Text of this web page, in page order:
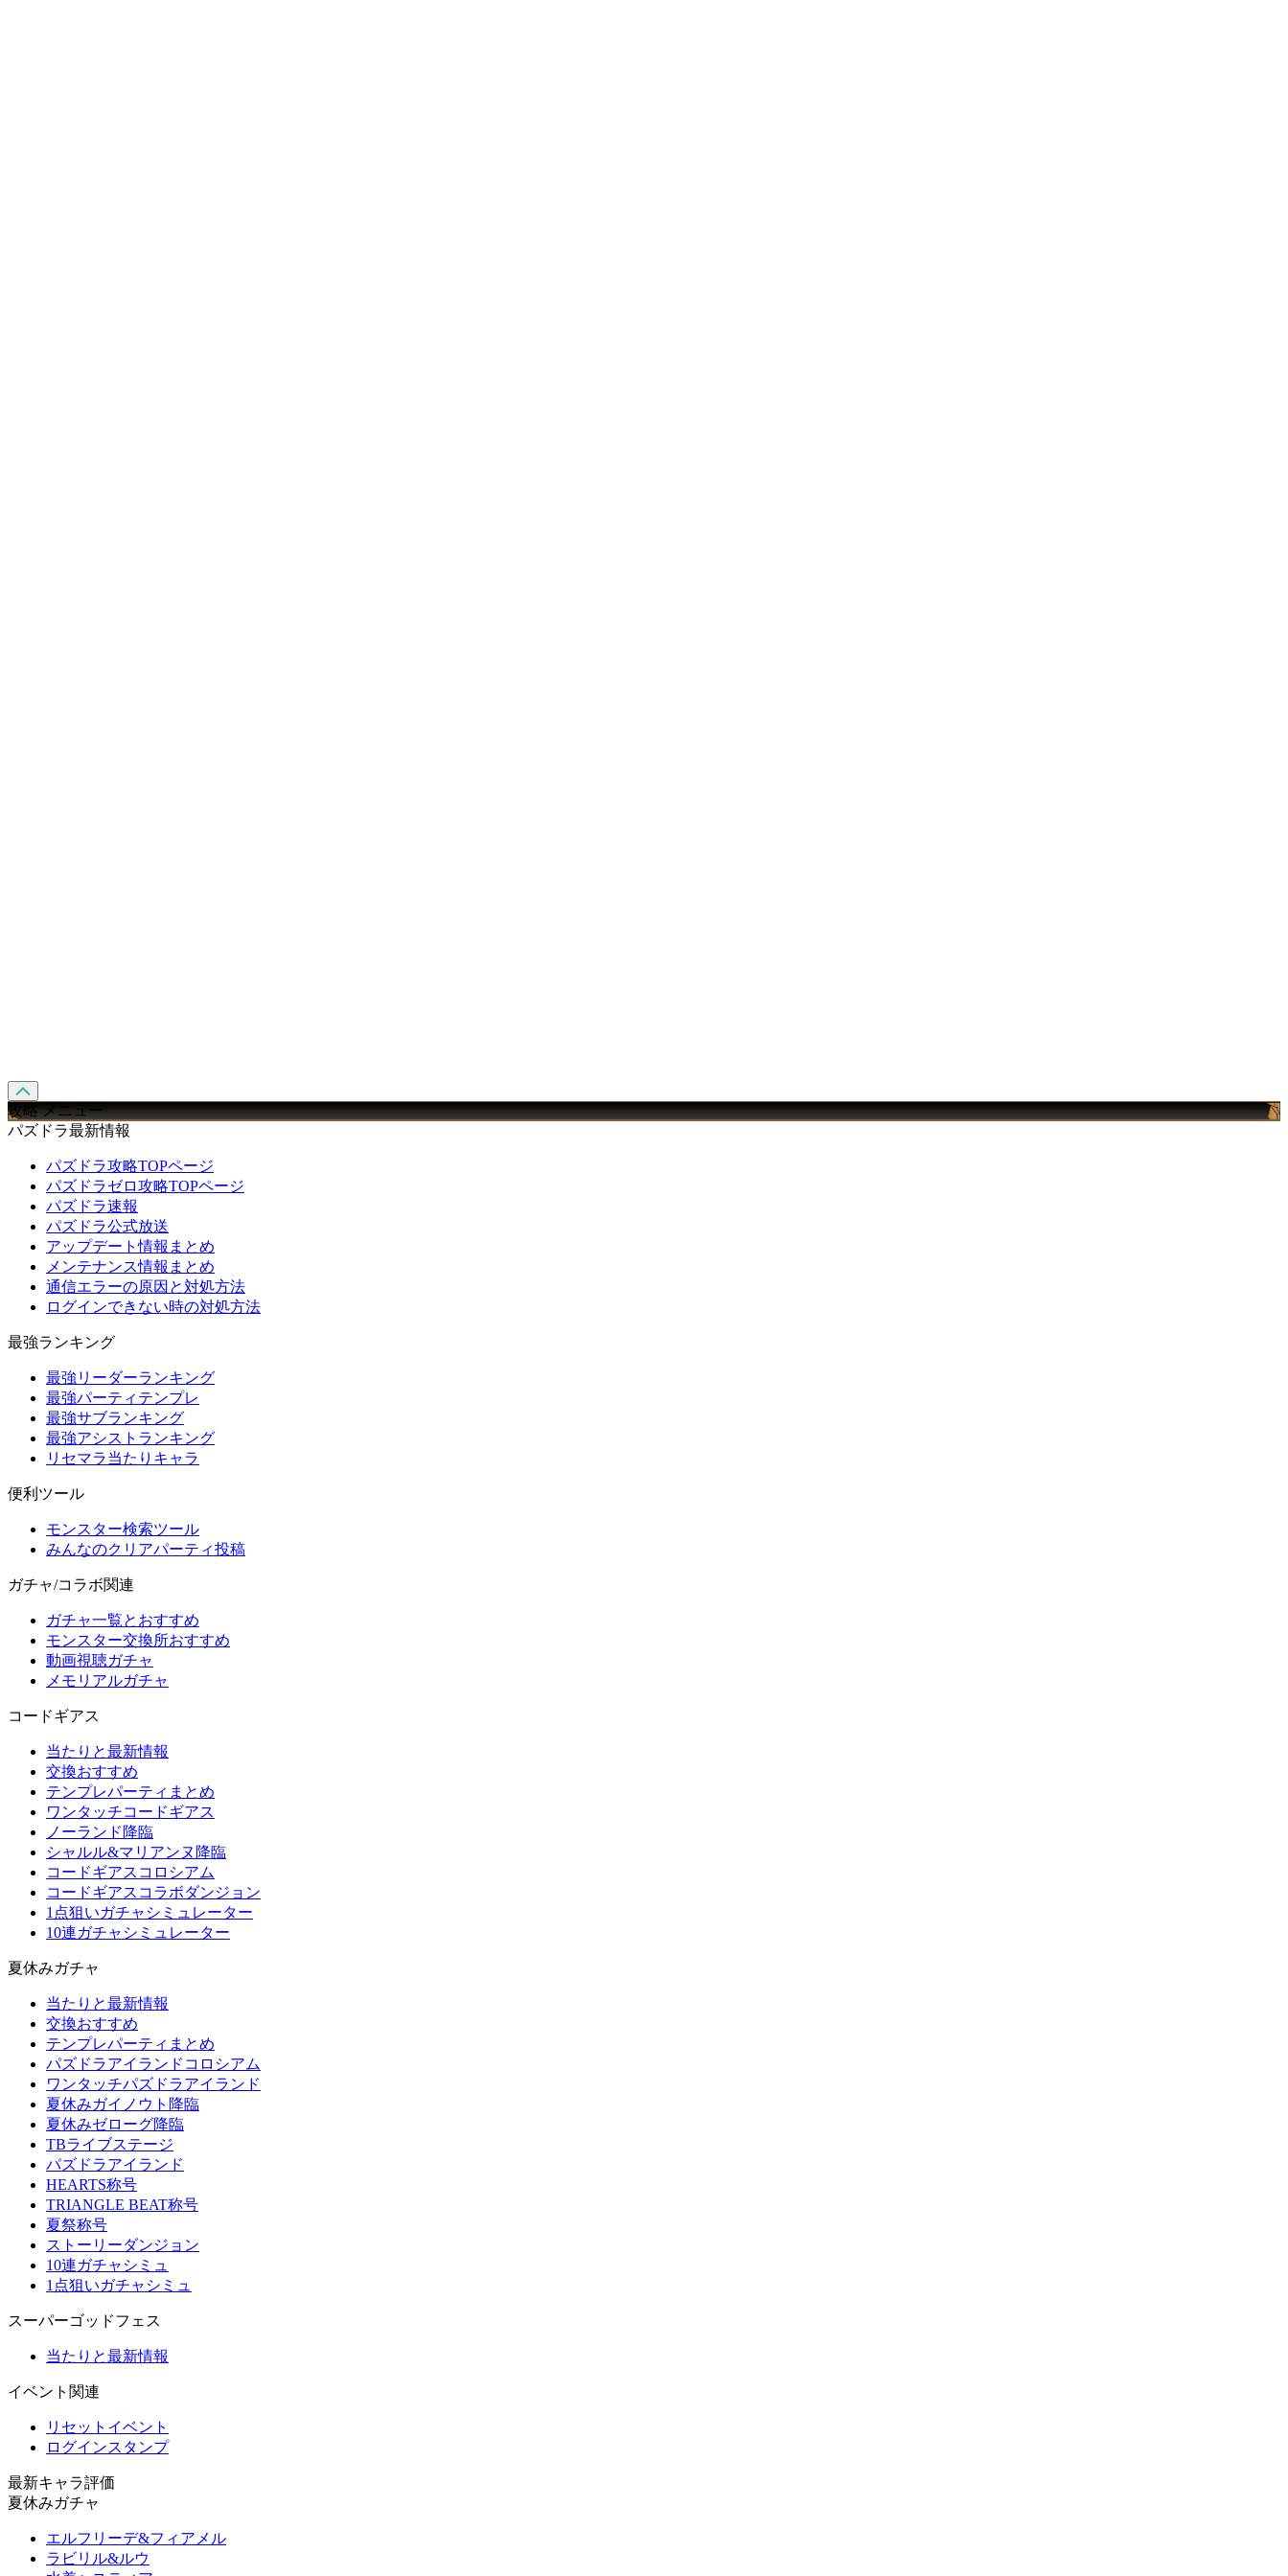
攻略 メニュー
パズドラ最新情報
パズドラ攻略TOPページ
パズドラゼロ攻略TOPページ
パズドラ速報
パズドラ公式放送
アップデート情報まとめ
メンテナンス情報まとめ
通信エラーの原因と対処方法
ログインできない時の対処方法
最強ランキング
最強リーダーランキング
最強パーティテンプレ
最強サブランキング
最強アシストランキング
リセマラ当たりキャラ
便利ツール
モンスター検索ツール
みんなのクリアパーティ投稿
ガチャ/コラボ関連
ガチャ一覧とおすすめ
モンスター交換所おすすめ
動画視聴ガチャ
メモリアルガチャ
コードギアス
当たりと最新情報
交換おすすめ
テンプレパーティまとめ
ワンタッチコードギアス
ノーランド降臨
シャルル&マリアンヌ降臨
コードギアスコロシアム
コードギアスコラボダンジョン
1点狙いガチャシミュレーター
10連ガチャシミュレーター
夏休みガチャ
当たりと最新情報
交換おすすめ
テンプレパーティまとめ
パズドラアイランドコロシアム
ワンタッチパズドラアイランド
夏休みガイノウト降臨
夏休みゼローグ降臨
TBライブステージ
パズドラアイランド
HEARTS称号
TRIANGLE BEAT称号
夏祭称号
ストーリーダンジョン
10連ガチャシミュ
1点狙いガチャシミュ
スーパーゴッドフェス
当たりと最新情報
イベント関連
リセットイベント
ログインスタンプ
最新キャラ評価
夏休みガチャ
エルフリーデ&フィアメル
ラビリル&ルウ